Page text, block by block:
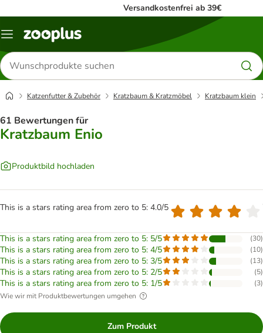
Versandkostenfrei ab 39€
Menü
Produkte
suchen
Katzenfutter & Zubehör Kratzbaum & Kratzmöbel Kratzbaum klein
61 Bewertungen für
Kratzbaum Enio
Produktbild hochladen
This is a stars rating area from zero to 5: 4.0/5
This is a stars rating area from zero to 5: 5/5 (30)
This is a stars rating area from zero to 5: 4/5 (10)
This is a stars rating area from zero to 5: 3/5 (13)
This is a stars rating area from zero to 5: 2/5 (5)
This is a stars rating area from zero to 5: 1/5 (3)
Wie wir mit Produktbewertungen umgehen
Zum Produkt